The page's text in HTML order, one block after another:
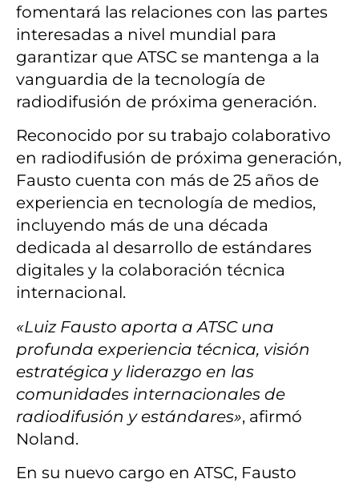
fomentará las relaciones con las partes
interesadas a nivel mundial para
garantizar que ATSC se mantenga a la
vanguardia de la tecnología de
radiodifusión de próxima generación.
Reconocido por su trabajo colaborativo
en radiodifusión de próxima generación,
Fausto cuenta con más de 25 años de
experiencia en tecnología de medios,
incluyendo más de una década
dedicada al desarrollo de estándares
digitales y la colaboración técnica
internacional.
«Luiz Fausto aporta a ATSC una
profunda experiencia técnica, visión
estratégica y liderazgo en las
comunidades internacionales de
radiodifusión y estándares», afirmó
Noland.
En su nuevo cargo en ATSC, Fausto